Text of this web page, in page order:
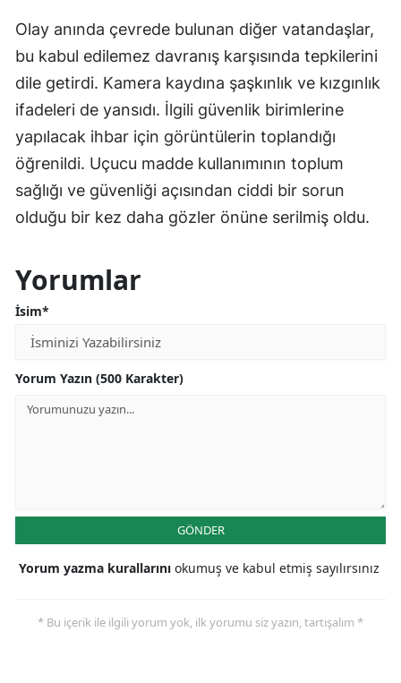
Olay anında çevrede bulunan diğer vatandaşlar,
bu kabul edilemez davranış karşısında tepkilerini
dile getirdi. Kamera kaydına şaşkınlık ve kızgınlık
ifadeleri de yansıdı. İlgili güvenlik birimlerine
yapılacak ihbar için görüntülerin toplandığı
öğrenildi. Uçucu madde kullanımının toplum
sağlığı ve güvenliği açısından ciddi bir sorun
olduğu bir kez daha gözler önüne serilmiş oldu.
Yorumlar
İsim*
Yorum Yazın (500 Karakter)
GÖNDER
Yorum yazma kurallarını okumuş ve kabul etmiş sayılırsınız
* Bu içerik ile ilgili yorum yok, ilk yorumu siz yazın, tartışalım *